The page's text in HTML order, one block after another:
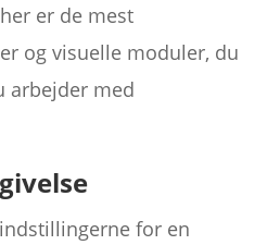
er de mest
og visuelle moduler, du
arbejder med
for en